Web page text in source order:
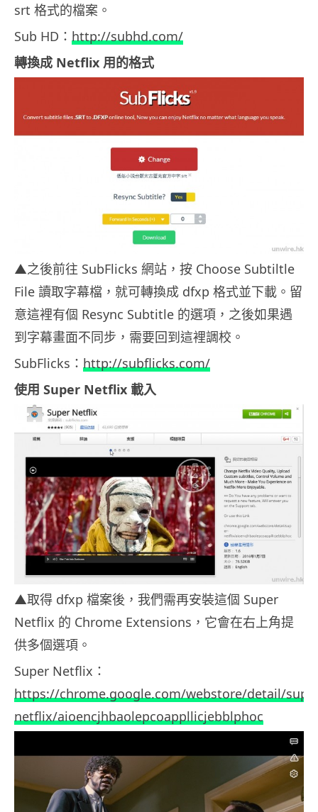
srt 格式的檔案。
Sub HD： http://subhd.com/
轉換成 Netflix 用的格式
▲之後前往 SubFlicks 網站，按 Choose Subtiltle
File 讀取字幕檔，就可轉換成 dfxp 格式並下載。留
意這裡有個 Resync Subtitle 的選項，之後如果遇
到字幕畫面不同步，需要回到這裡調校。
SubFlicks： http://subflicks.com/
使用 Super Netflix 載入
▲取得 dfxp 檔案後，我們需再安裝這個 Super
Netflix 的 Chrome Extensions，它會在右上角提
供多個選項。
Super Netflix：
https://chrome.google.com/webstore/detail/
netflix/aioencjhbaolepcoappllicjebblphoc